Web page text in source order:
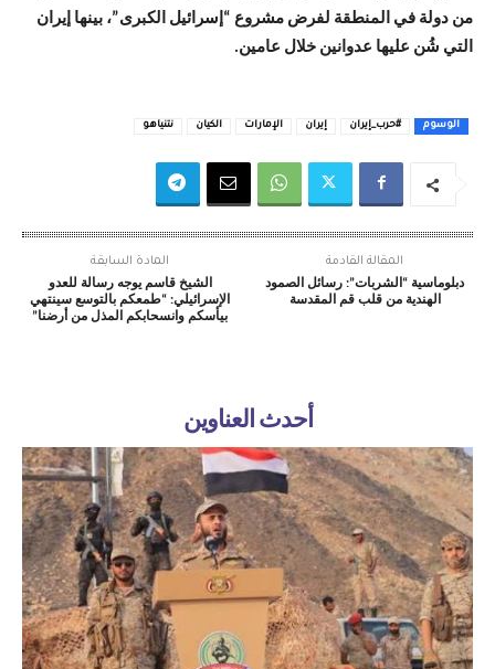
من دولة في المنطقة لفرض مشروع “إسرائيل الكبرى”، بينها إيران
التي شُن عليها عدوانين خلال عامين.
الوسوم #حرب_إيران إيران الإمارات الكيان نتنياهو
المادة السابقة
الشيخ قاسم يوجه رسالة للعدو
الإسرائيلي: “طمعكم بالتوسع سينتهي
بيأسكم وانسحابكم المذل من أرضنا”
المقالة القادمة
دبلوماسية “الشربات”: رسائل الصمود
الهندية من قلب قم المقدسة
أحدث العناوين